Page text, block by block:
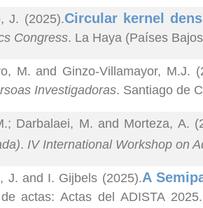
J. (2025).Circular kernel
Congress. La Haya (Países
M. and Ginzo-Villamayor, M.J.
Investigadoras. Santiago de
Darbalaei, M. and Morteza, A.
. IV International Workshop on
J. and I. Gijbels (2025).A
actas: Actas del ADISTA